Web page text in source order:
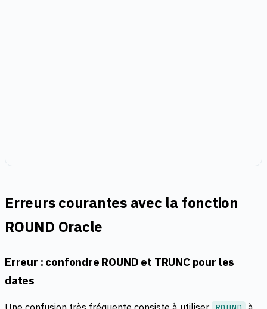
Erreurs courantes avec la fonction
ROUND Oracle
Erreur : confondre ROUND et TRUNC pour les
dates